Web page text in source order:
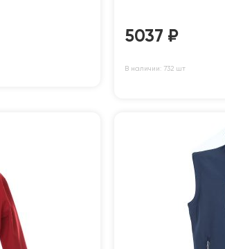
5037 ₽
В наличии: 732 шт